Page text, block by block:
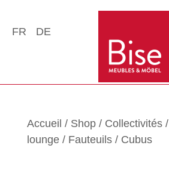
FR DE
Accueil / Shop/ Collectivités/
lounge/ Fauteuils/ Cubus